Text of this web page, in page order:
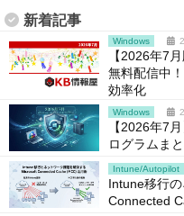
新着記事
Windows
【2026年7
無料配信中
効率化
Windows
【2026年7
ログラムま
Intune/Autopilot
Intune移行
Connected